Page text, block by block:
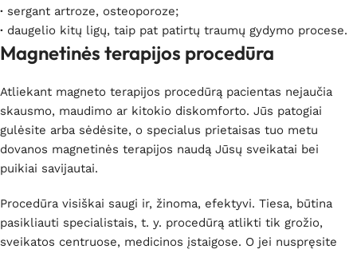
· sergant artroze, osteoporoze;
· daugelio kitų ligų, taip pat patirtų traumų gydymo procese.
Magnetinės terapijos procedūra
Atliekant magneto terapijos procedūrą pacientas nejaučia
skausmo, maudimo ar kitokio diskomforto. Jūs patogiai
gulėsite arba sėdėsite, o specialus prietaisas tuo metu
dovanos magnetinės terapijos naudą Jūsų sveikatai bei
puikiai savijautai.
Procedūra visiškai saugi ir, žinoma, efektyvi. Tiesa, būtina
pasikliauti specialistais, t. y. procedūrą atlikti tik grožio,
sveikatos centruose, medicinos įstaigose. O jei nuspręsite